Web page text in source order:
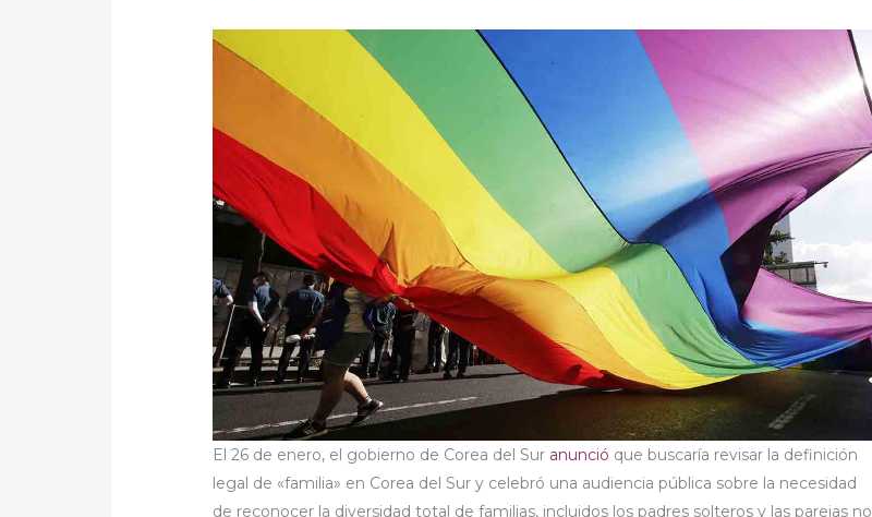
El 26 de enero, el gobierno de Corea del Sur anunció que buscaría revisar la definición
legal de «familia» en Corea del Sur y celebró una audiencia pública sobre la necesidad
de reconocer la diversidad total de familias, incluidos los padres solteros y las parejas no